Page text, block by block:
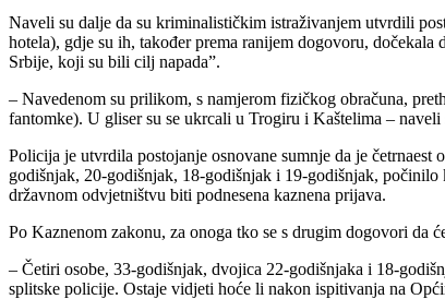
Naveli su dalje da su kriminalističkim istraživanjem utvrdili
hotela), gdje su ih, također prema ranijem dogovoru,
Srbije, koji su bili cilj napada”.
– Navedenom su prilikom, s namjerom fizičkog obračuna,
fantomke). U gliser su se ukrcali u Trogiru i Kaštelima –
Policija je utvrdila postojanje osnovane sumnje da je
godišnjak, 20-godišnjak, 18-godišnjak i 19-godišnjak,
državnom odvjetništvu biti podnesena kaznena prijava.
Po Kaznenom zakonu, za onoga tko se s drugim dogovori da
– Četiri osobe, 33-godišnjak, dvojica 22-godišnjaka i 18-
splitske policije. Ostaje vidjeti hoće li nakon ispitivanja na